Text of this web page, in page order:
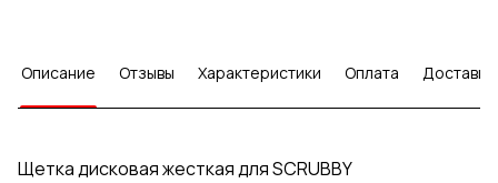
Описание Отзывы Характеристики Оплата Доставка
Щетка дисковая жесткая для SCRUBBY